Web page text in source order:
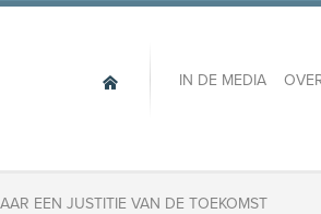
IN DE MEDIA
EEN JUSTITIE VAN DE TOEKOMST